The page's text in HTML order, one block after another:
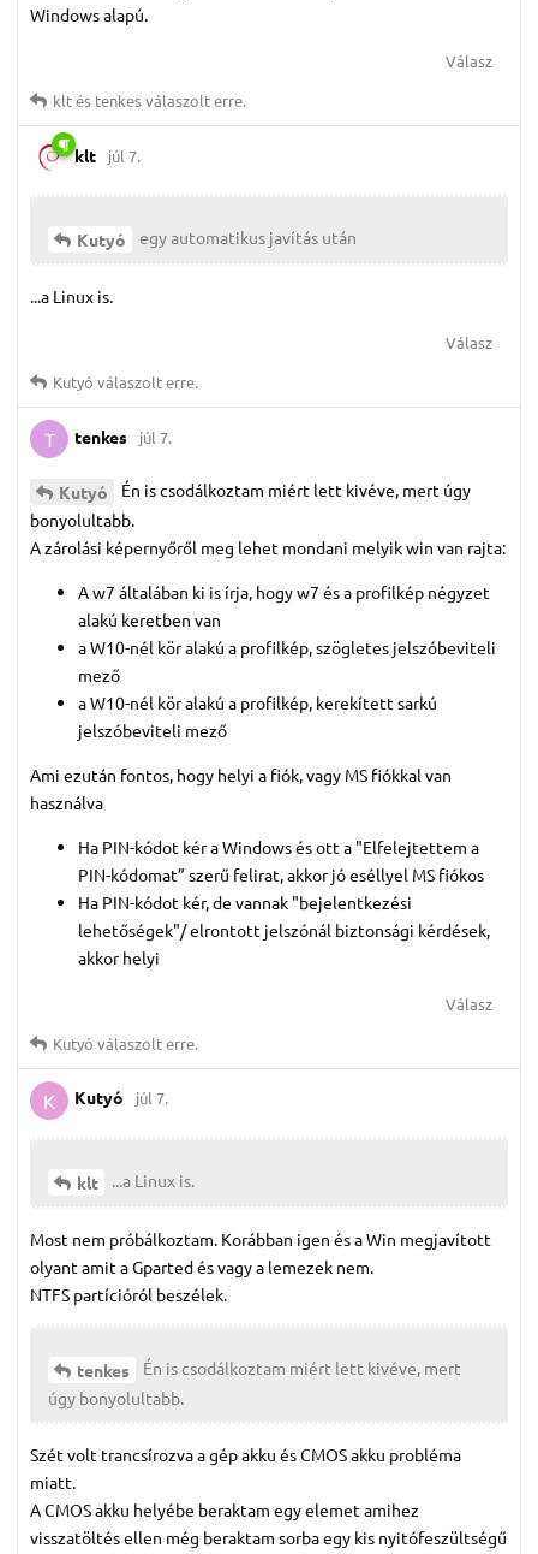
Windows alapú.
Válasz
kltés tenkesválaszolt erre.
klt júl 7.
Kutyó egy automatikus javítás után
...a Linux is.
Válasz
Kutyó válaszolt erre.
T tenkes júl 7.
Kutyó
Én is csodálkoztam miért lett kivéve, mert úgy
bonyolultabb.
A zárolási képernyőről meg lehet mondani melyik win van rajta:
A w7 általában ki is írja, hogy w7 és a profilkép négyzet
alakú keretben van
a W10-nél kör alakú a profilkép, szögletes jelszóbeviteli
mező
a W10-nél kör alakú a profilkép, kerekített sarkú
jelszóbeviteli mező
Ami ezután fontos, hogy helyi a fiók, vagy MS fiókkal van
használva
Ha PIN-kódot kér a Windows és ott a "Elfelejtettem a
PIN-kódomat” szerű felirat, akkor jó eséllyel MS fiókos
Ha PIN-kódot kér, de vannak "bejelentkezési
lehetőségek"/ elrontott jelszónál biztonsági kérdések,
akkor helyi
Válasz
Kutyó válaszolt erre.
K Kutyó júl 7.
klt ...a Linux is.
Most nem próbálkoztam. Korábban igen és a Win megjavított
olyant amit a Gparted és vagy a lemezek nem.
NTFS partícióról beszélek.
tenkes
Én is csodálkoztam miért lett kivéve, mert
úgy bonyolultabb.
Szét volt trancsírozva a gép akku és CMOS akku probléma
miatt.
A CMOS akku helyébe beraktam egy elemet amihez
visszatöltés ellen még beraktam sorba egy kis nyitófeszültségű